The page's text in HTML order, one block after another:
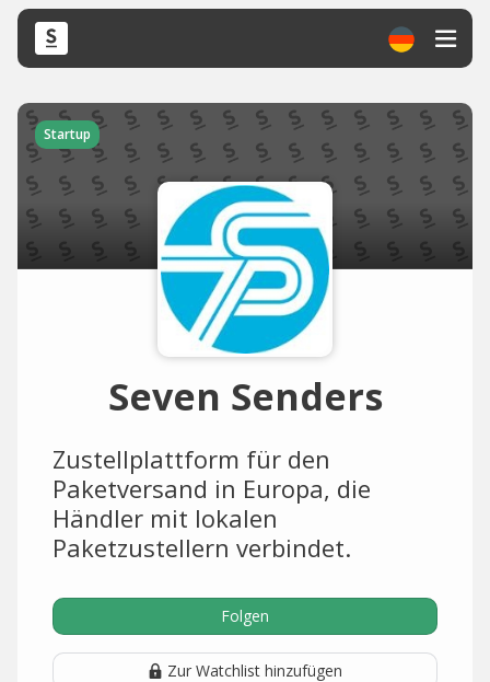
Startup
Seven Senders
Zustellplattform für den
Paketversand in Europa, die
Händler mit lokalen
Paketzustellern verbindet.
Folgen
Zur Watchlist hinzufügen